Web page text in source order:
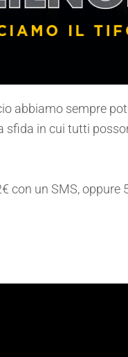
abbiamo sempre
sfida in cui tutti
con un SMS,